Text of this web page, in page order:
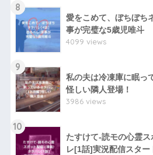
8
愛をこめて、ぼちぼち
事が完璧な5歳児唯斗
4099 views
9
私の夫は冷凍庫に眠っ
怪しい隣人登場！
3986 views
10
たすけて-読モの心霊
レ[1話]実況配信スター